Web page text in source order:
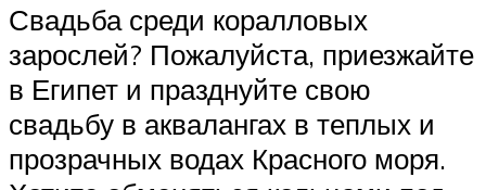
Свадьба среди коралловых
зарослей? Пожалуйста, приезжайте
в Египет и празднуйте свою
свадьбу в аквалангах в теплых и
прозрачных водах Красного моря.